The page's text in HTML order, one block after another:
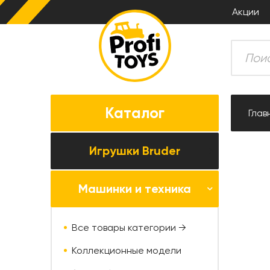
Акции
Каталог
Игрушки Bruder
Все товары категории →
Тракторы
Прицепная техника
Машинки и техника
Все товары категории →
Коллекционные модели